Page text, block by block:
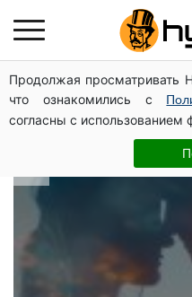
Продолжая просматривать
что ознакомились с
согласны с использованием
В які дати
чоловіки: краще
щоб потім не